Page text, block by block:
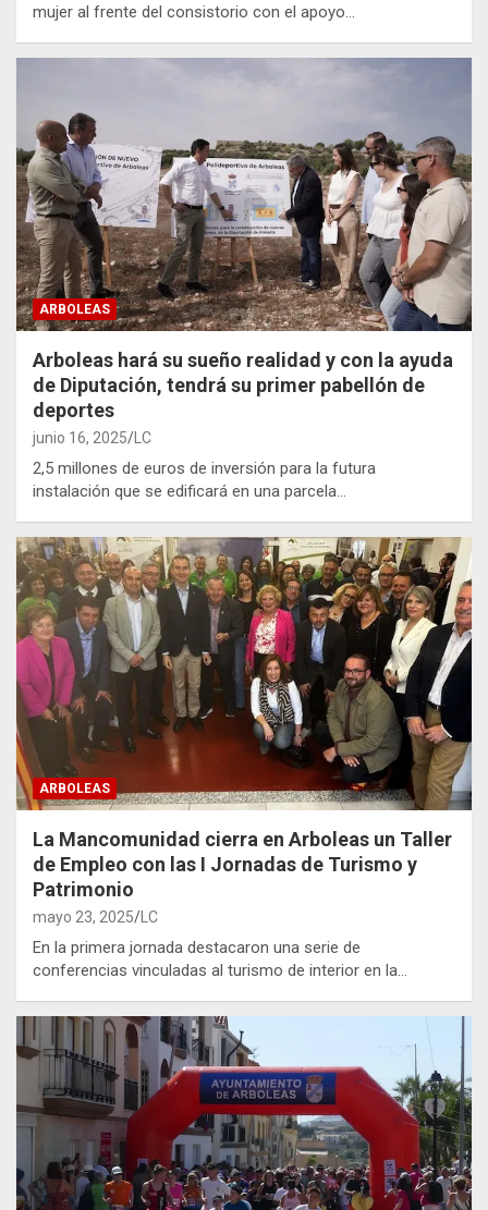
mujer al frente del consistorio con el apoyo…
ARBOLEAS
Arboleas hará su sueño realidad y con la ayuda
de Diputación, tendrá su primer pabellón de
deportes
junio 16, 2025 LC
2,5 millones de euros de inversión para la futura
instalación que se edificará en una parcela…
ARBOLEAS
La Mancomunidad cierra en Arboleas un Taller
de Empleo con las I Jornadas de Turismo y
Patrimonio
mayo 23, 2025 LC
En la primera jornada destacaron una serie de
conferencias vinculadas al turismo de interior en la…